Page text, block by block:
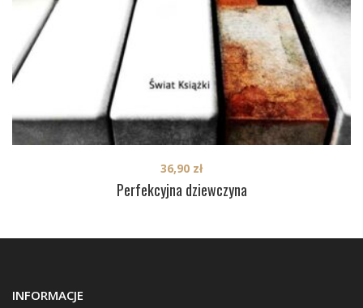
Perfekcyjna dziewczyna
36,90 zł
INFORMACJE